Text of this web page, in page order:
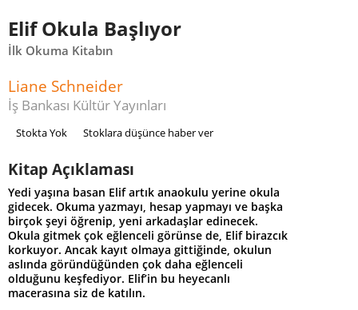
Elif Okula Başlıyor
İlk Okuma Kitabın
Liane Schneider
İş Bankası Kültür Yayınları
Stokta Yok Stoklara düşünce haber ver
Kitap Açıklaması
Yedi yaşına basan Elif artık anaokulu yerine okula
gidecek. Okuma yazmayı, hesap yapmayı ve başka
birçok şeyi öğrenip, yeni arkadaşlar edinecek.
Okula gitmek çok eğlenceli görünse de, Elif birazcık
korkuyor. Ancak kayıt olmaya gittiğinde, okulun
aslında göründüğünden çok daha eğlenceli
olduğunu keşfediyor. Elif’in bu heyecanlı
macerasına siz de katılın.